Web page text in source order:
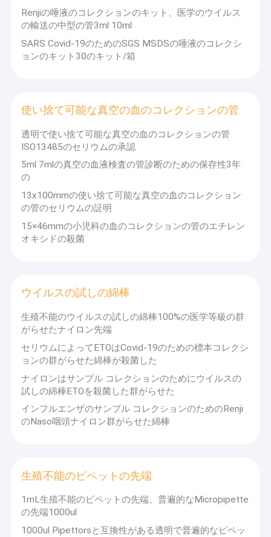
家
プロダクト
私達に連絡しなさい
Renjiの唾液のコレクションのキット、医学のウイルス
の輸送の中型の管3ml 10ml
SARS Covid-19のためのSGS MSDSの唾液のコレクシ
ョンのキット30のキット/箱
使い捨て可能な真空の血のコレクションの管
透明で使い捨て可能な真空の血のコレクションの管
ISO13485のセリウムの承認
5ml 7mlの真空の血液検査の管診断のための保存性3年
の
13x100mmの使い捨て可能な真空の血のコレクション
の管のセリウムの証明
15×46mmの小児科の血のコレクションの管のエチレン
オキシドの殺菌
ウイルスの試しの綿棒
生殖不能のウイルスの試しの綿棒100%の医学等級の群
がらせたナイロン先端
セリウムによってETOはCovid-19のための標本コレクシ
ョンの群がらせた綿棒が殺菌した
ナイロンはサンプル コレクションのためにウイルスの
試しの綿棒ETOを殺菌した群がらせた
インフルエンザのサンプル コレクションのためのRenji
のNaso咽頭ナイロン群がらせた綿棒
生殖不能のピペットの先端
1mL生殖不能のピペットの先端、普遍的なMicropipette
の先端1000ul
1000ul Pipettorsと互換性がある透明で普遍的なピペッ
マグナスの国際的な限られたGoodwell
学はフーナンおよび江西中国にある工場
る。2013年以来、限られるマグナスの国
際は花火の米国にそして他の一部の国主
におよび爆竹、医学材料および装置出荷
するたくさんの容器を輸出した。